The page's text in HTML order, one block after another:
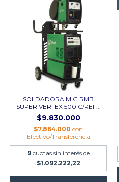
SOLDADORA MIG RMB
SUPER VERTEX 500 C/REF...
$9.830.000
$7.864.000 con
Efectivo/Transferencia
9 cuotas sin interés de
$1.092.222,22